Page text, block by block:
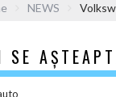
NEWS
SE